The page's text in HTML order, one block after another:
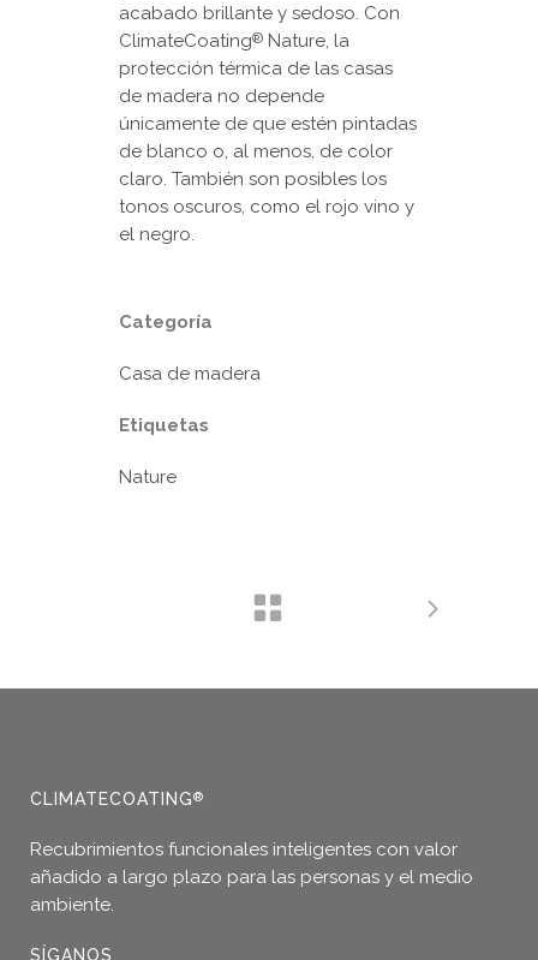
acabado brillante y sedoso. Con
ClimateCoating® Nature, la
protección térmica de las casas
de madera no depende
únicamente de que estén pintadas
de blanco o, al menos, de color
claro. También son posibles los
tonos oscuros, como el rojo vino y
el negro.
Categoría
Casa de madera
Etiquetas
Nature
CLIMATECOATING®
Recubrimientos funcionales inteligentes con valor
añadido a largo plazo para las personas y el medio
ambiente.
SÍGANOS